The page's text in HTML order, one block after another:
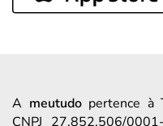
A meutudopertence à
CNPJ 27.852.506/